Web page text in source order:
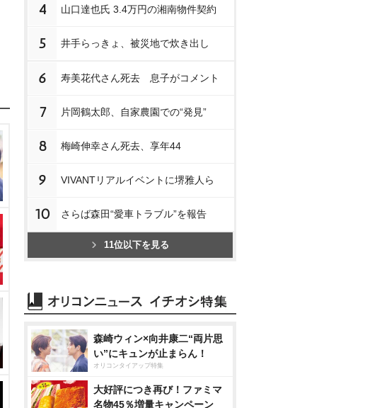
4 山口達也氏 3.4万円の湘南物件契約
5 井手らっきょ、被災地で炊き出し
6 寿美花代さん死去 息子がコメント
7 片岡鶴太郎、自家農園での“発見”
8 梅崎伸幸さん死去、享年44
9 VIVANTリアルイベントに堺雅人ら
10 さらば森田“愛車トラブル”を報告
11位以下を見る
森崎ウィン×向井康二“両片思
い”にキュンが止まらん！
オリコンタイアップ特集
大好評につき再び！ファミマ
名物45％増量キャンペーン